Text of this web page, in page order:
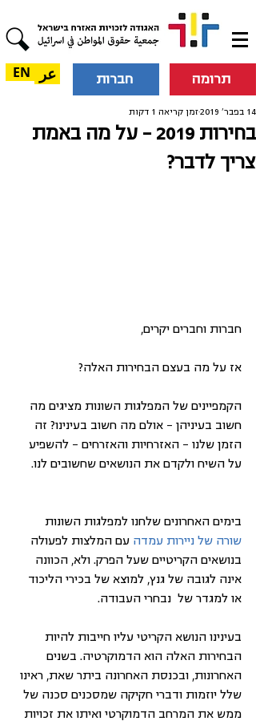
תרומה חברות عر EN
בחירות 2019 - על מה באמת
צריך לדבר?
14 בפבר׳ 2019 זמן קריאה 1 דקות
חברות וחברים יקרים,
אז על מה בעצם הבחירות האלה?
הקמפיינים של המפלגות השונות מציגים מה
חשוב בעיניהן – אולם מה חשוב בעינינו? זה
הזמן שלנו – האזרחיות והאזרחים – להשפיע
על השיח ולקדם את הנושאים שחשובים לנו.
בימים האחרונים שלחנו למפלגות השונות
שורה של ניירות עמדה עם המלצות לפעולה
בנושאים הקריטיים שעל הפרק. ולא, הכוונה
אינה לגובה של גנץ, למוצא של בכירי הליכוד
או למגדר של  נבחרי העבודה.
בעינינו הנושא הקריטי עליו חייבות להיות
הבחירות האלה הוא הדמוקרטיה. בשנים
האחרונות, ובכנסת האחרונה ביתר שאת, ראינו
שלל יוזמות ודברי חקיקה שמסכנים סכנה של
ממש את המרחב הדמוקרטי ואיתו את זכויות